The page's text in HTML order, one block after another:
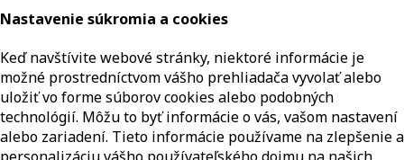
Nastavenie súkromia a cookies
Keď navštívite webové stránky, niektoré informácie je
možné prostredníctvom vášho prehliadača vyvolať alebo
uložiť vo forme súborov cookies alebo podobných
technológií. Môžu to byť informácie o vás, vašom nastavení
alebo zariadení. Tieto informácie používame na zlepšenie a